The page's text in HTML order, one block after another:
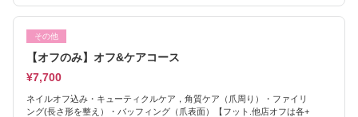
その他
【オフのみ】オフ&ケアコース
¥7,700
ネイルオフ込み・キューティクルケア，角質ケア（爪周り）・ファイリ
ング(長さ形を整え）・バッフィング（爪表面）【フット.他店オフは各+